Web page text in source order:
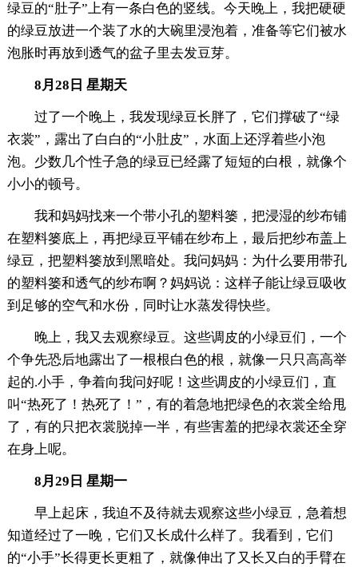
绿豆的“肚子”上有一条白色的竖线。今天晚上，我把硬硬
的绿豆放进一个装了水的大碗里浸泡着，准备等它们被水
泡胀时再放到透气的盆子里去发豆芽。
8月28日 星期天
过了一个晚上，我发现绿豆长胖了，它们撑破了“绿
衣裳”，露出了白白的“小肚皮”，水面上还浮着些小泡
泡。少数几个性子急的绿豆已经露了短短的白根，就像个
小小的顿号。
我和妈妈找来一个带小孔的塑料篓，把浸湿的纱布铺
在塑料篓底上，再把绿豆平铺在纱布上，最后把纱布盖上
绿豆，把塑料篓放到黑暗处。我问妈妈：为什么要用带孔
的塑料篓和透气的纱布啊？妈妈说：这样子能让绿豆吸收
到足够的空气和水份，同时让水蒸发得快些。
晚上，我又去观察绿豆。这些调皮的小绿豆们，一个
个争先恐后地露出了一根根白色的根，就像一只只高高举
起的.小手，争着向我问好呢！这些调皮的小绿豆们，直
叫“热死了！热死了！”，有的着急地把绿色的衣裳全给甩
了，有的只把衣裳脱掉一半，有些害羞的把绿衣裳还全穿
在身上呢。
8月29日 星期一
早上起床，我迫不及待就去观察这些小绿豆，急着想
知道经过了一晚，它们又长成什么样了。我看到，它们
的“小手”长得更长更粗了，就像伸出了又长又白的手臂在